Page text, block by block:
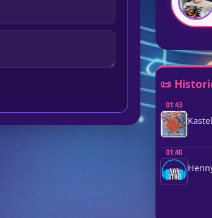
📜
01:43
01:40